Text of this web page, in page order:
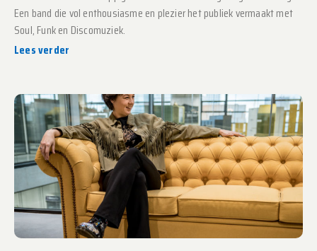
Een band die vol enthousiasme en plezier het publiek vermaakt met
Soul, Funk en Discomuziek.
Lees verder